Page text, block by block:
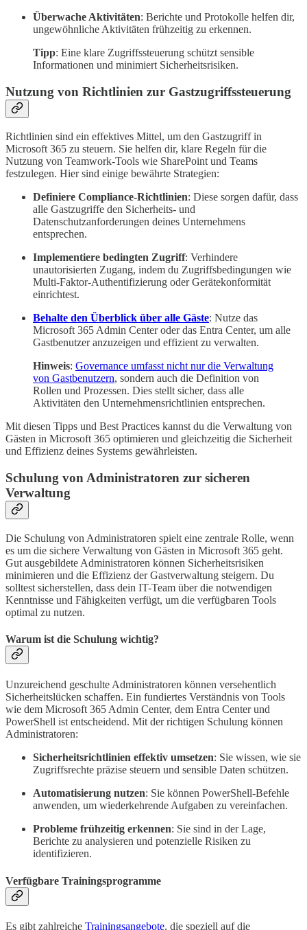
Überwache Aktivitäten: Berichte und Protokolle helfen dir,
ungewöhnliche Aktivitäten frühzeitig zu erkennen.
Tipp: Eine klare Zugriffssteuerung schützt sensible
Informationen und minimiert Sicherheitsrisiken.
Nutzung von Richtlinien zur Gastzugriffssteuerung
Richtlinien sind ein effektives Mittel, um den Gastzugriff in
Microsoft 365 zu steuern. Sie helfen dir, klare Regeln für die
Nutzung von Teamwork-Tools wie SharePoint und Teams
festzulegen. Hier sind einige bewährte Strategien:
Definiere Compliance-Richtlinien: Diese sorgen dafür, dass
alle Gastzugriffe den Sicherheits- und
Datenschutzanforderungen deines Unternehmens
entsprechen.
Implementiere bedingten Zugriff: Verhindere
unautorisierten Zugang, indem du Zugriffsbedingungen wie
Multi-Faktor-Authentifizierung oder Gerätekonformität
einrichtest.
Behalte den Überblick über alle Gäste: Nutze das
Microsoft 365 Admin Center oder das Entra Center, um alle
Gastbenutzer anzuzeigen und effizient zu verwalten.
Hinweis: Governance umfasst nicht nur die Verwaltung
von Gastbenutzern, sondern auch die Definition von
Rollen und Prozessen. Dies stellt sicher, dass alle
Aktivitäten den Unternehmensrichtlinien entsprechen.
Mit diesen Tipps und Best Practices kannst du die Verwaltung von
Gästen in Microsoft 365 optimieren und gleichzeitig die Sicherheit
und Effizienz deines Systems gewährleisten.
Schulung von Administratoren zur sicheren
Verwaltung
Die Schulung von Administratoren spielt eine zentrale Rolle, wenn
es um die sichere Verwaltung von Gästen in Microsoft 365 geht.
Gut ausgebildete Administratoren können Sicherheitsrisiken
minimieren und die Effizienz der Gastverwaltung steigern. Du
solltest sicherstellen, dass dein IT-Team über die notwendigen
Kenntnisse und Fähigkeiten verfügt, um die verfügbaren Tools
optimal zu nutzen.
Warum ist die Schulung wichtig?
Unzureichend geschulte Administratoren können versehentlich
Sicherheitslücken schaffen. Ein fundiertes Verständnis von Tools
wie dem Microsoft 365 Admin Center, dem Entra Center und
PowerShell ist entscheidend. Mit der richtigen Schulung können
Administratoren:
Sicherheitsrichtlinien effektiv umsetzen: Sie wissen, wie sie
Zugriffsrechte präzise steuern und sensible Daten schützen.
Automatisierung nutzen: Sie können PowerShell-Befehle
anwenden, um wiederkehrende Aufgaben zu vereinfachen.
Probleme frühzeitig erkennen: Sie sind in der Lage,
Berichte zu analysieren und potenzielle Risiken zu
identifizieren.
Verfügbare Trainingsprogramme
Es gibt zahlreiche Trainingsangebote, die speziell auf die